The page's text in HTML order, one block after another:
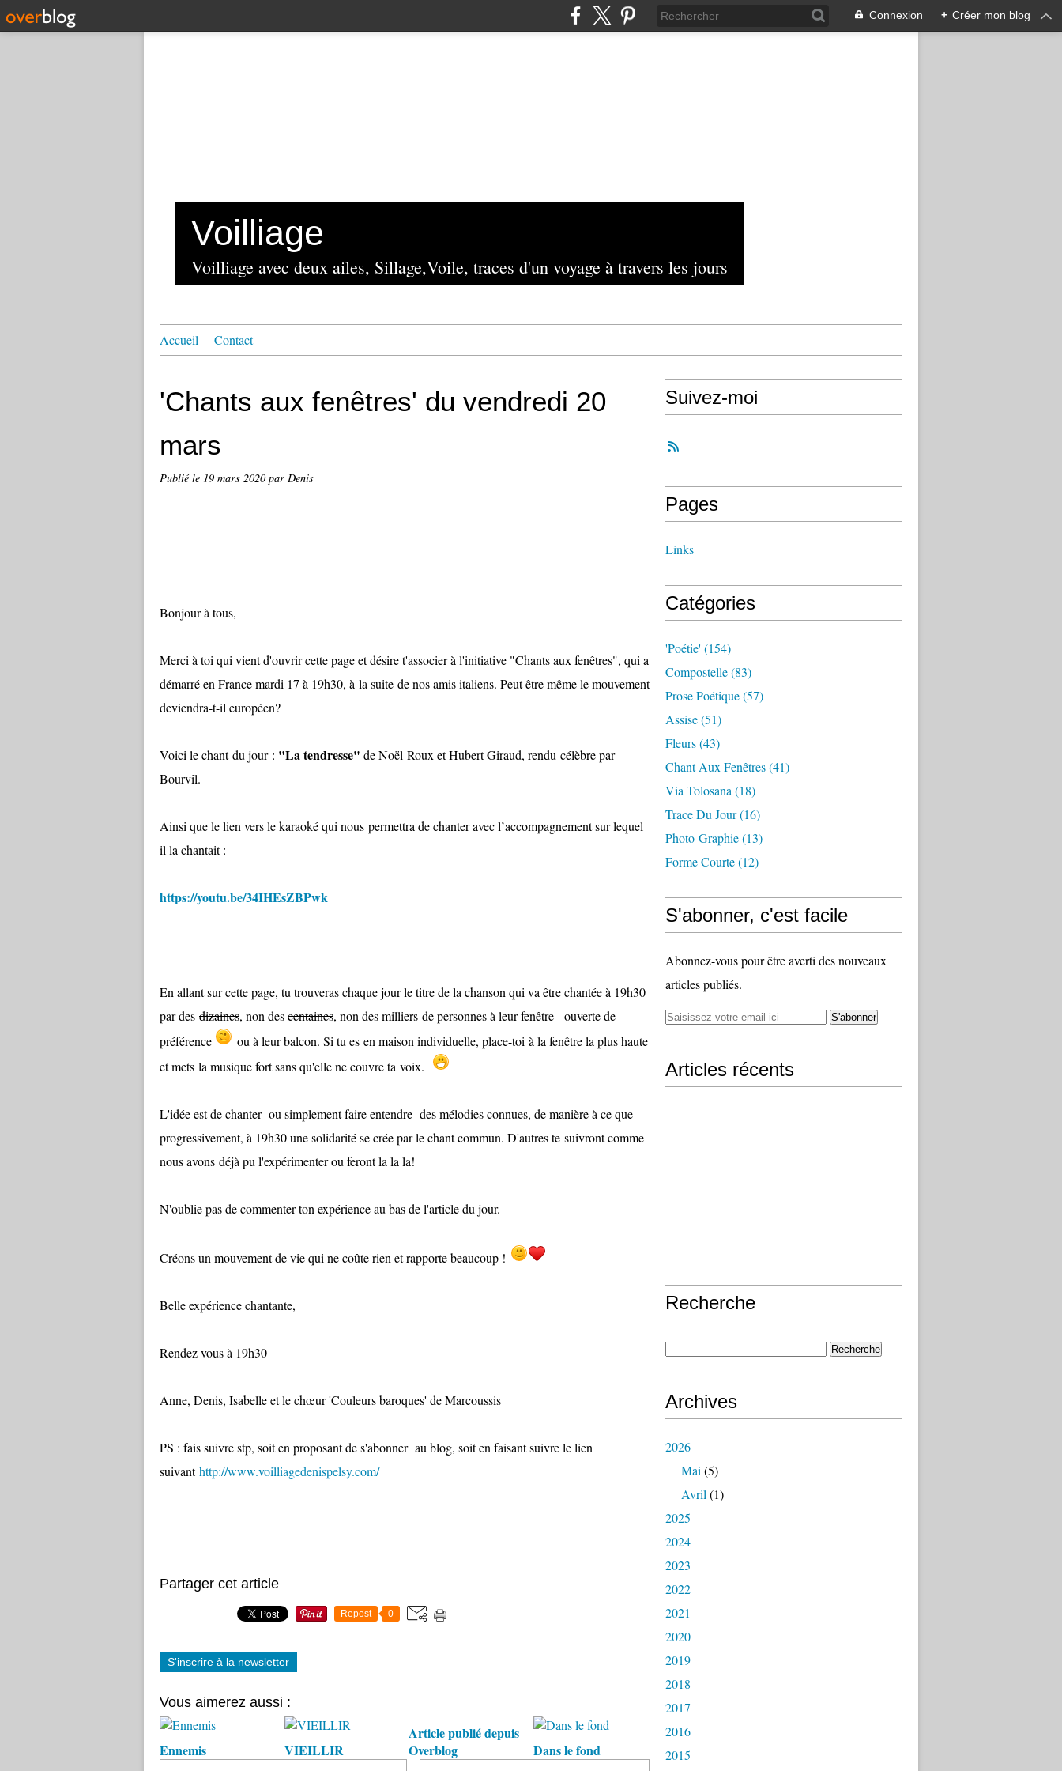
Connexion + Créer mon blog
Voilliage
Voilliage avec deux ailes, Sillage,Voile, traces d'un voyage à travers les jours
Accueil Contact
'Chants aux fenêtres' du vendredi 20
mars
Publié le 19 mars 2020par Denis
Bonjour à tous,
Merci à toi qui vient d'ouvrir cette page et désire t'associer à l'initiative "Chants aux fenêtres", qui a
démarré en France mardi 17 à 19h30, à la suite de nos amis italiens. Peut être même le mouvement
deviendra-t-il européen?
Voici le chant du jour : "La tendresse" de Noël Roux et Hubert Giraud, rendu célèbre par
Bourvil.
Ainsi que le lien vers le karaoké qui nous permettra de chanter avec l’accompagnement sur lequel
il la chantait :
https://youtu.be/34IHEsZBPwk
En allant sur cette page, tu trouveras chaque jour le titre de la chanson qui va être chantée à 19h30
par des dizaines, non descentaines, non des milliers de personnes à leur fenêtre - ouverte de
préférence
ou à leur balcon. Si tu es en maison individuelle, place-toi à la fenêtre la plus haute
et mets la musique fort sans qu'elle ne couvre ta voix.
L'idée est de chanter -ou simplement faire entendre -des mélodies connues, de manière à ce que
progressivement, à 19h30 une solidarité se crée par le chant commun. D'autres te suivront comme
nous avons déjà pu l'expérimenter ou feront la la la!
N'oublie pas de commenter ton expérience au bas de l'article du jour.
Créons un mouvement de vie qui ne coûte rien et rapporte beaucoup !
Belle expérience chantante,
Rendez vous à 19h30
Anne, Denis, Isabelle et le chœur 'Couleurs baroques' de Marcoussis
PS : fais suivre stp, soit en proposant de s'abonner au blog, soit en faisant suivre le lien
suivanthttp://www.voilliagedenispelsy.com/
Partager cet article
Repost 0
S'inscrire à la newsletter
Vous aimerez aussi :
Ennemis VIEILLIR
Article publié depuis
Overblog
Dans le fond
Suivez-moi
Pages
Links
Catégories
'poétie' (154)
Compostelle(83)
Prose Poétique(57)
Assise(51)
Fleurs(43)
Chant Aux Fenêtres(41)
Via Tolosana (18)
Trace Du Jour(16)
Photo-Graphie(13)
Forme Courte(12)
S'abonner, c'est facile
Abonnez-vous pour être averti des nouveaux
articles publiés.
Articles récents
Recherche
Archives
2026
Mai (5)
Avril (1)
2025
2024
2023
2022
2021
2020
2019
2018
2017
2016
2015